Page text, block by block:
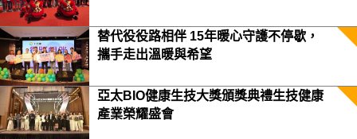
替代役役路相伴 15年暖心守護不停歇，
攜手走出溫暖與希望
亞太BIO健康生技大獎頒獎典禮生技健康
產業榮耀盛會